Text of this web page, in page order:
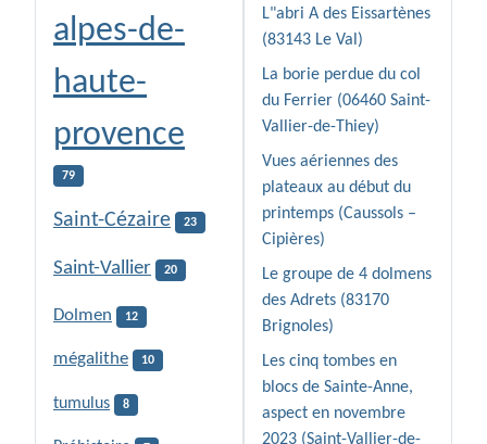
alpes-de-
haute-
provence
79
Saint-Cézaire 23
Saint-Vallier 20
Dolmen 12
mégalithe 10
tumulus 8
L"abri A des Eissartènes
(83143 Le Val)
La borie perdue du col
du Ferrier (06460 Saint-
Vallier-de-Thiey)
Vues aériennes des
plateaux au début du
printemps (Caussols –
Cipières)
Le groupe de 4 dolmens
des Adrets (83170
Brignoles)
Les cinq tombes en
blocs de Sainte-Anne,
aspect en novembre
2023 (Saint-Vallier-de-